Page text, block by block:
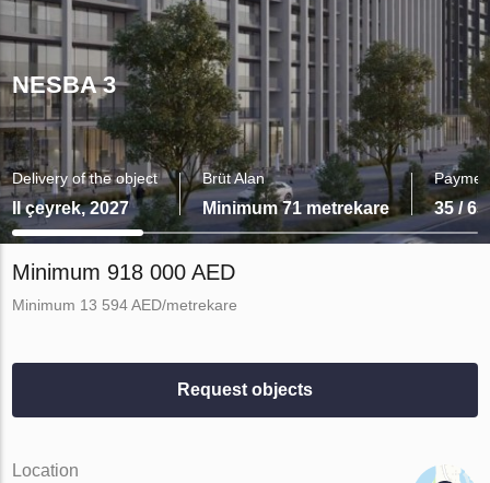
NESBA 3
Delivery of the object
II çeyrek, 2027
Brüt Alan
Minimum 71 metrekare 35 / 65
Minimum 918 000 AED
Minimum 13 594 AED/metrekare
Request objects
Location